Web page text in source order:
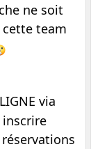
ne soit
team
via
inscrire